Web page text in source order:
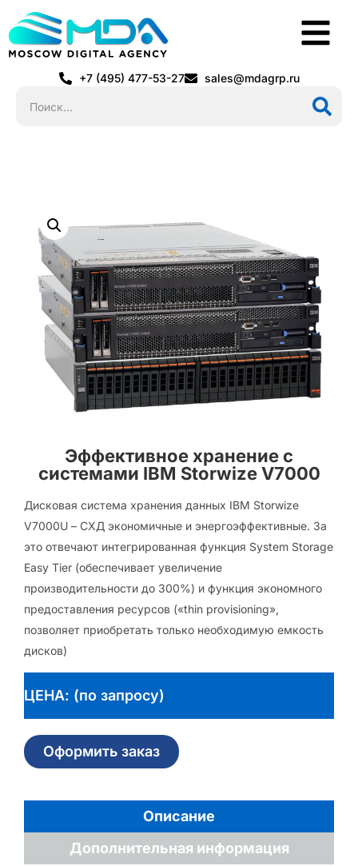
+7 (495) 477-53-27 sales@mdagrp.ru
Эффективное хранение с
системами IBM Storwize V7000
Дисковая система хранения данных IBM Storwize
V7000U – СХД экономичныe и энергоэффективные. За
это отвечают интегрированная функция System Storage
Easy Tier (обеспечивает увеличение
производительности до 300%) и функция экономного
предоставления ресурсов («thin provisioning»,
позволяет приобретать только необходимую емкость
дисков)
ЦЕНА: (по запросу)
Оформить заказ
Описание
Дополнительная информация